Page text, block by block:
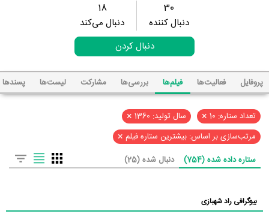
30
دنبال کننده
18
دنبال می‌کند
دنبال کردن
پروفایل فعالیت‌ها فیلم‌ها بررسی‌ها مشارکت لیست‌ها پسند‌ها
تعداد ستاره: 10 × سال تولید: 1360 ×
مرتب‌سازی بر اساس: بیشترین ستاره فیلم ×
ستاره داده شده (754) دنبال شده (25)
بیوگرافی راد شهبازی